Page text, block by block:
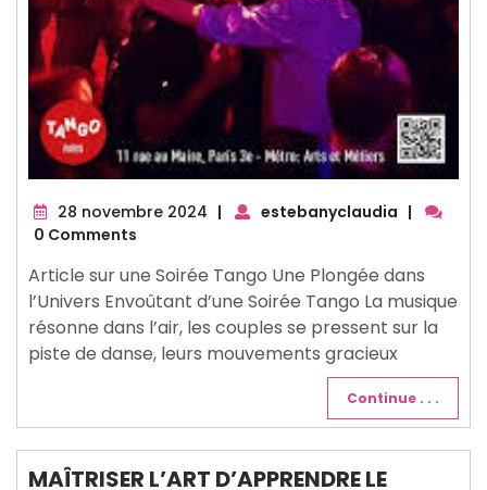
28 novembre 2024 28
| estebanyclaudia |
0 Comments
Article sur une Soirée Tango Une Plongée dans
l’Univers Envoûtant d’une Soirée Tango La musique
résonne dans l’air, les couples se pressent sur la
piste de danse, leurs mouvements gracieux
Continue . . .
MAÎTRISER L’ART D’APPRENDRE LE